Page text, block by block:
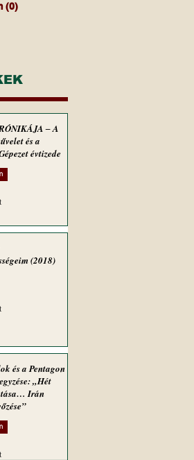
(0)
‒ A
és a
évtizede
(2018)
és a Pentagon
„Hét
Irán